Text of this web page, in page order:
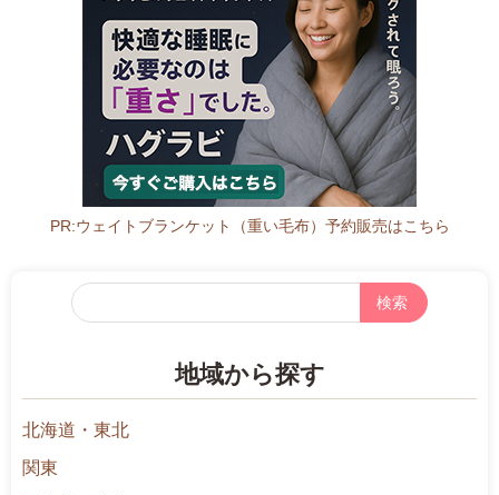
PR:ウェイトブランケット（重い毛布）予約販売はこちら
フ
リ
索
地域から探す
北海道・東北
関東